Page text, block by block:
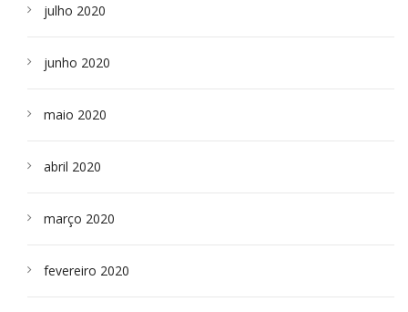
julho 2020
junho 2020
maio 2020
abril 2020
março 2020
fevereiro 2020